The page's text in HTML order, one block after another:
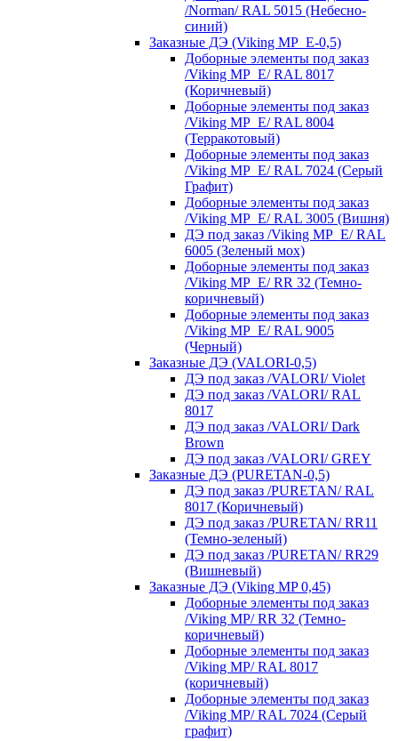
/Norman/ RAL 5015 (Небесно-
синий)
Заказные ДЭ (Viking MP_E-0,5)
Доборные элементы под заказ
/Viking MP_E/ RAL 8017
(Коричневый)
Доборные элементы под заказ
/Viking MP_E/ RAL 8004
(Терракотовый)
Доборные элементы под заказ
/Viking MP_E/ RAL 7024 (Серый
Графит)
Доборные элементы под заказ
/Viking MP_E/ RAL 3005 (Вишня)
ДЭ под заказ /Viking MP_E/ RAL
6005 (Зеленый мох)
Доборные элементы под заказ
/Viking MP_E/ RR 32 (Темно-
коричневый)
Доборные элементы под заказ
/Viking MP_E/ RAL 9005
(Черный)
Заказные ДЭ (VALORI-0,5)
ДЭ под заказ /VALORI/ Violet
ДЭ под заказ /VALORI/ RAL
8017
ДЭ под заказ /VALORI/ Dark
Brown
ДЭ под заказ /VALORI/ GREY
Заказные ДЭ (PURETAN-0,5)
ДЭ под заказ /PURETAN/ RAL
8017 (Коричневый)
ДЭ под заказ /PURETAN/ RR11
(Темно-зеленый)
ДЭ под заказ /PURETAN/ RR29
(Вишневый)
Заказные ДЭ (Viking MP 0,45)
Доборные элементы под заказ
/Viking MP/ RR 32 (Темно-
коричневый)
Доборные элементы под заказ
/Viking MP/ RAL 8017
(коричневый)
Доборные элементы под заказ
/Viking MP/ RAL 7024 (Серый
графит)